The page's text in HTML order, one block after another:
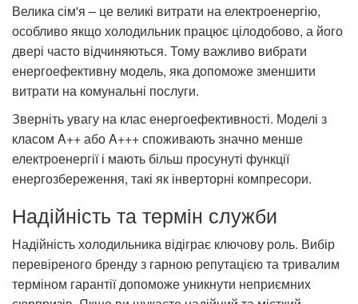
Велика сім'я – це великі витрати на електроенергію,
особливо якщо холодильник працює цілодобово, а його
двері часто відчиняються. Тому важливо вибрати
енергоефективну модель, яка допоможе зменшити
витрати на комунальні послуги.
Зверніть увагу на клас енергоефективності. Моделі з
класом A++ або A+++ споживають значно менше
електроенергії і мають більш просунуті функції
енергозбереження, такі як інверторні компресори.
Надійність та термін служби
Надійність холодильника відіграє ключову роль. Вибір
перевіреного бренду з гарною репутацією та тривалим
терміном гарантії допоможе уникнути неприємних